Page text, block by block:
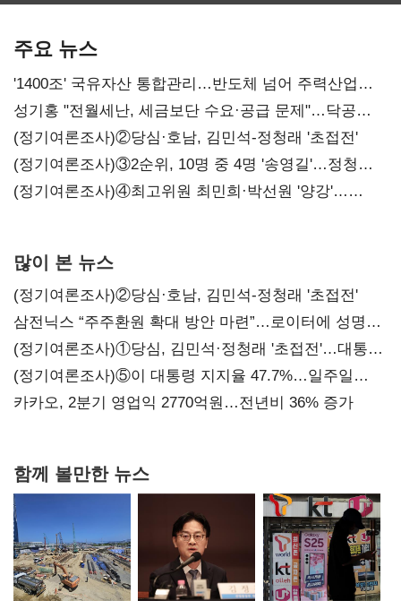
주요 뉴스
'1400조' 국유자산 통합관리…반도체 넘어 주력산업
구조혁신
성기홍 "전월세난, 세금보단 수요·공급 문제"…닥공
시사
(정기여론조사)②당심·호남, 김민석-정청래 '초접전'
(정기여론조사)③2순위, 10명 중 4명 '송영길'…정청래
'한 자릿수'
(정기여론조사)④최고위원 최민희·박선원 '양강'…
많이 본 뉴스
(정기여론조사)②당심·호남, 김민석-정청래 '초접전'
삼전닉스 “주주환원 확대 방안 마련”…로이터에 성명
보내
(정기여론조사)①당심, 김민석·정청래 '초접전'…대통령
지지도 '50% 아래로'(종합)
(정기여론조사)⑤이 대통령 지지율 47.7%…일주일
만에 다시 40%대
카카오, 2분기 영업익 2770억원…전년비 36% 증가
함께 볼만한 뉴스